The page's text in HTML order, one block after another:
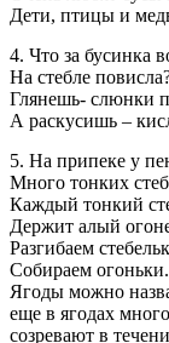
Дети, птицы и
4. Что за бусинка
На стебле
Глянешь- слюнки
А раскусишь –
5. На припеке у
Много тонких
Каждый тонкий
Держит алый
Разгибаем
Собираем
Ягоды можно
еще в ягодах
созревают в